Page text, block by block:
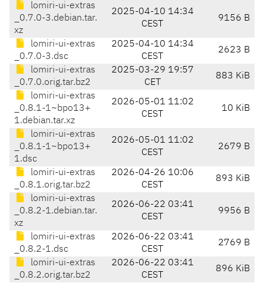
lomiri-ui-extras
_0.7.0-3.debian.tar.
xz
2025-04-10 14:34
CEST
9156 B
lomiri-ui-extras
_0.7.0-3.dsc
2025-04-10 14:34
CEST
2623 B
lomiri-ui-extras
_0.7.0.orig.tar.bz2
2025-03-29 19:57
CET
883 KiB
lomiri-ui-extras
_0.8.1-1~bpo13+
1.debian.tar.xz
2026-05-01 11:02
CEST
10 KiB
lomiri-ui-extras
_0.8.1-1~bpo13+
1.dsc
2026-05-01 11:02
CEST
2679 B
lomiri-ui-extras
_0.8.1.orig.tar.bz2
2026-04-26 10:06
CEST
893 KiB
lomiri-ui-extras
_0.8.2-1.debian.tar.
xz
2026-06-22 03:41
CEST
9956 B
lomiri-ui-extras
_0.8.2-1.dsc
2026-06-22 03:41
CEST
2769 B
lomiri-ui-extras
_0.8.2.orig.tar.bz2
2026-06-22 03:41
CEST
896 KiB